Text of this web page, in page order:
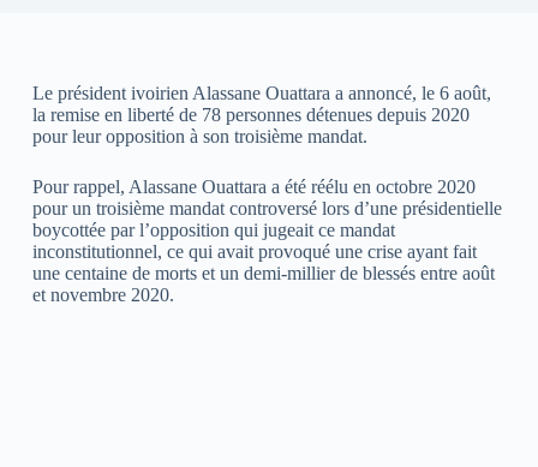
Le président ivoirien Alassane Ouattara a annoncé, le 6 août,
la remise en liberté de 78 personnes détenues depuis 2020
pour leur opposition à son troisième mandat.
Pour rappel, Alassane Ouattara a été réélu en octobre 2020
pour un troisième mandat controversé lors d’une présidentielle
boycottée par l’opposition qui jugeait ce mandat
inconstitutionnel, ce qui avait provoqué une crise ayant fait
une centaine de morts et un demi-millier de blessés entre août
et novembre 2020.